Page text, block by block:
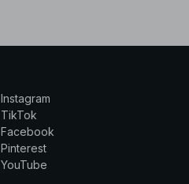
Instagram
TikTok
Facebook
Pinterest
YouTube